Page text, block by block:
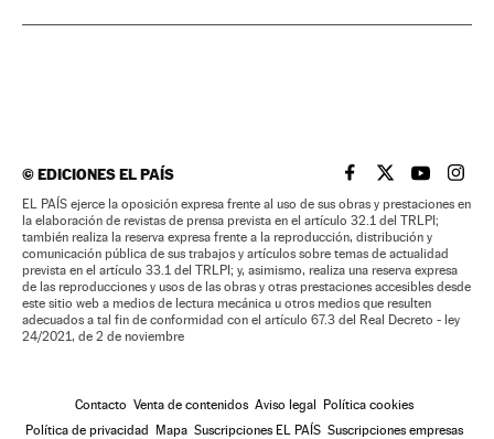
©EDICIONES EL PAÍS EL PAÍS BRASIL EN
EL PAÍSEL PAÍS
EL
EL PAÍS ejerce la oposición expresa frente al uso de sus obras y prestaciones en
la elaboración de revistas de prensa prevista en el artículo 32.1 del TRLPI;
también realiza la reserva expresa frente a la reproducción, distribución y
comunicación pública de sus trabajos y artículos sobre temas de actualidad
prevista en el artículo 33.1 del TRLPI; y, asimismo, realiza una reserva expresa
de las reproducciones y usos de las obras y otras prestaciones accesibles desde
este sitio web a medios de lectura mecánica u otros medios que resulten
adecuados a tal fin de conformidad con el artículo 67.3 del Real Decreto - ley
24/2021, de 2 de noviembre
Contacto Venta de contenidos Aviso legal Política cookies
Política de privacidad Mapa Suscripciones EL PAÍS Suscripciones empresas